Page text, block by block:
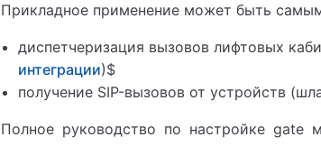
Прикладное применение может быть
диспетчеризация вызовов лифтовых
интеграции)$
получение SIP-вызовов от устройств
Полное руководство по настройке gate